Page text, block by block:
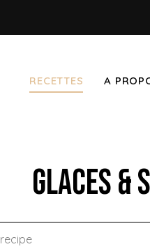
RECETTES A
Glaces &